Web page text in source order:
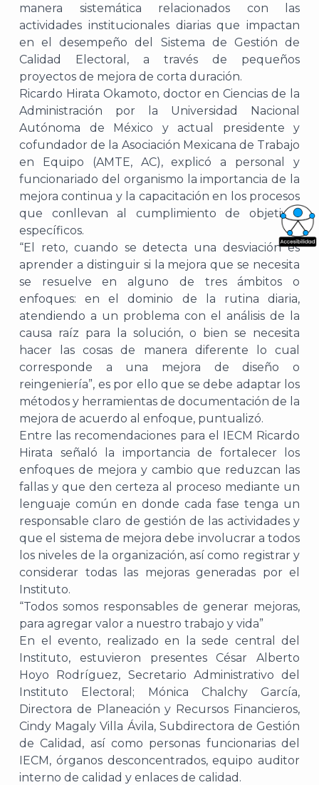
manera sistemática relacionados con las
actividades institucionales diarias que impactan
en el desempeño del Sistema de Gestión de
Calidad Electoral, a través de pequeños
proyectos de mejora de corta duración.
Ricardo Hirata Okamoto, doctor en Ciencias de la
Administración por la Universidad Nacional
Autónoma de México y actual presidente y
cofundador de la Asociación Mexicana de Trabajo
en Equipo (AMTE, AC), explicó a personal y
funcionariado del organismo la importancia de la
mejora continua y la capacitación en los procesos
que conllevan al cumplimiento de objetivos
específicos.
“El reto, cuando se detecta una desviación es
aprender a distinguir si la mejora que se necesita
se resuelve en alguno de tres ámbitos o
enfoques: en el dominio de la rutina diaria,
atendiendo a un problema con el análisis de la
causa raíz para la solución, o bien se necesita
hacer las cosas de manera diferente lo cual
corresponde a una mejora de diseño o
reingeniería”, es por ello que se debe adaptar los
métodos y herramientas de documentación de la
mejora de acuerdo al enfoque, puntualizó.
Entre las recomendaciones para el IECM Ricardo
Hirata señaló la importancia de fortalecer los
enfoques de mejora y cambio que reduzcan las
fallas y que den certeza al proceso mediante un
lenguaje común en donde cada fase tenga un
responsable claro de gestión de las actividades y
que el sistema de mejora debe involucrar a todos
los niveles de la organización, así como registrar y
considerar todas las mejoras generadas por el
Instituto.
“Todos somos responsables de generar mejoras,
para agregar valor a nuestro trabajo y vida”
En el evento, realizado en la sede central del
Instituto, estuvieron presentes César Alberto
Hoyo Rodríguez, Secretario Administrativo del
Instituto Electoral; Mónica Chalchy García,
Directora de Planeación y Recursos Financieros,
Cindy Magaly Villa Ávila, Subdirectora de Gestión
de Calidad, así como personas funcionarias del
IECM, órganos desconcentrados, equipo auditor
interno de calidad y enlaces de calidad.